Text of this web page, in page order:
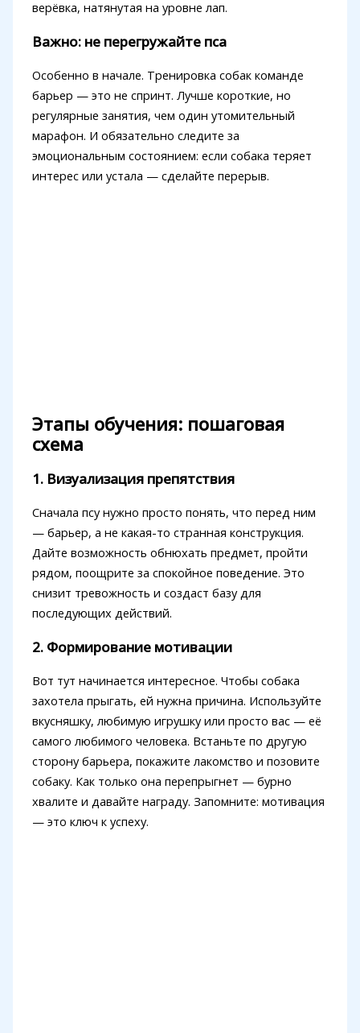
верёвка, натянутая на уровне лап.
Важно: не перегружайте пса
Особенно в начале. Тренировка собак команде
барьер — это не спринт. Лучше короткие, но
регулярные занятия, чем один утомительный
марафон. И обязательно следите за
эмоциональным состоянием: если собака теряет
интерес или устала — сделайте перерыв.
Этапы обучения: пошаговая
схема
1. Визуализация препятствия
Сначала псу нужно просто понять, что перед ним
— барьер, а не какая-то странная конструкция.
Дайте возможность обнюхать предмет, пройти
рядом, поощрите за спокойное поведение. Это
снизит тревожность и создаст базу для
последующих действий.
2. Формирование мотивации
Вот тут начинается интересное. Чтобы собака
захотела прыгать, ей нужна причина. Используйте
вкусняшку, любимую игрушку или просто вас — её
самого любимого человека. Встаньте по другую
сторону барьера, покажите лакомство и позовите
собаку. Как только она перепрыгнет — бурно
хвалите и давайте награду. Запомните: мотивация
— это ключ к успеху.